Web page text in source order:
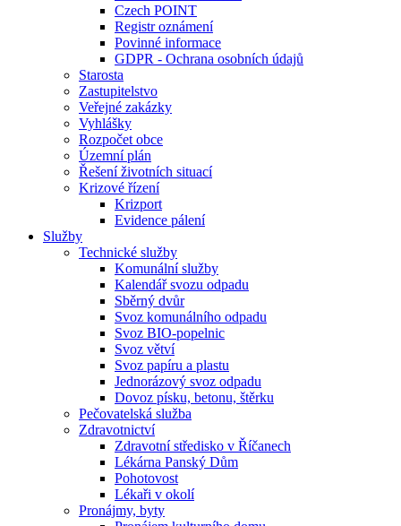
Czech POINT
Registr oznámení
Povinné informace
GDPR - Ochrana osobních údajů
Starosta
Zastupitelstvo
Veřejné zakázky
Vyhlášky
Rozpočet obce
Územní plán
Řešení životních situací
Krizové řízení
Krizport
Evidence pálení
Služby
Technické služby
Komunální služby
Kalendář svozu odpadu
Sběrný dvůr
Svoz komunálního odpadu
Svoz BIO-popelnic
Svoz větví
Svoz papíru a plastu
Jednorázový svoz odpadu
Dovoz písku, betonu, štěrku
Pečovatelská služba
Zdravotnictví
Zdravotní středisko v Říčanech
Lékárna Panský Dům
Pohotovost
Lékaři v okolí
Pronájmy, byty